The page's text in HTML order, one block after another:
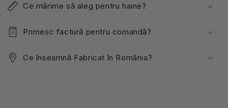
Ce mărime să aleg pentru haine?
Primesc factură pentru comandă?
Ce înseamnă Fabricat în România?